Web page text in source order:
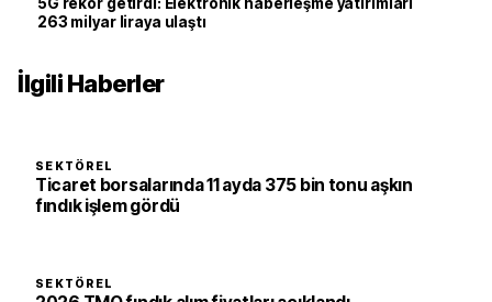
263 milyar liraya ulaştı
İlgili Haberler
SEKTÖREL
Ticaret borsalarında 11 ayda 375 bin tonu aşkın
fındık işlem gördü
SEKTÖREL